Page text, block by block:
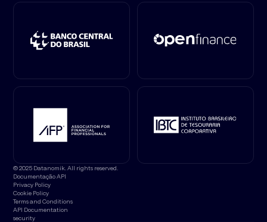
© 2025 Datanomik. All rights reserved.
Documentação API
Privacy Policy
Cookie Policy
Terms and Conditions
API Documentation
security